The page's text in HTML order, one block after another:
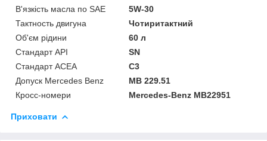
В'язкість масла по SAE
5W-30
Тактность двигуна
Чотиритактний
Об'єм рідини
60 л
Стандарт API
SN
Стандарт ACEA
C3
Допуск Mercedes Benz
MB 229.51
Кросс-номери
Mercedes-Benz MB22951
Приховати